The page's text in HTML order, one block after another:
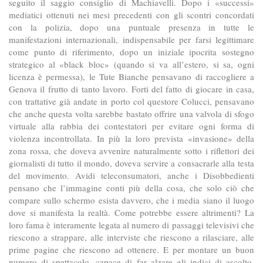
mediatici ottenuti nei mesi precedenti con gli scontri concordati
con la polizia, dopo una puntuale presenza in tutte le
manifestazioni internazionali, indispensabile per farsi legittimare
come punto di riferimento, dopo un iniziale ipocrita sostegno
strategico al «black bloc» (quando si va all’estero, si sa, ogni
licenza è permessa), le Tute Bianche pensavano di raccogliere a
Genova il frutto di tanto lavoro. Forti del fatto di giocare in casa,
con trattative già andate in porto col questore Colucci, pensavano
che anche questa volta sarebbe bastato offrire una valvola di sfogo
virtuale alla rabbia dei contestatori per evitare ogni forma di
violenza incontrollata. In più la loro prevista «invasione» della
zona rossa, che doveva avvenire naturalmente sotto i riflettori dei
giornalisti di tutto il mondo, doveva servire a consacrarle alla testa
del movimento. Avidi teleconsumatori, anche i Disobbedienti
pensano che l’immagine conti più della cosa, che solo ciò che
compare sullo schermo esista davvero, che i media siano il luogo
dove si manifesta la realtà. Come potrebbe essere altrimenti? La
loro fama è interamente legata al numero di passaggi televisivi che
riescono a strappare, alle interviste che riescono a rilasciare, alle
prime pagine che riescono ad ottenere. E per montare un buon